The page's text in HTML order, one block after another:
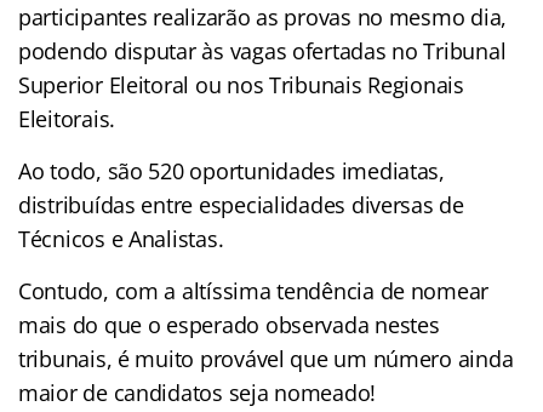
participantes realizarão as provas no mesmo dia,
podendo disputar às vagas ofertadas no Tribunal
Superior Eleitoral ou nos Tribunais Regionais
Eleitorais.
Ao todo, são 520 oportunidades imediatas,
distribuídas entre especialidades diversas de
Técnicos e Analistas.
Contudo, com a altíssima tendência de nomear
mais do que o esperado observada nestes
tribunais, é muito provável que um número ainda
maior de candidatos seja nomeado!